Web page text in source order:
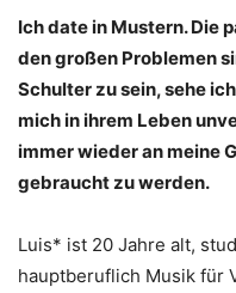
Ich date in Mustern. Die
den großen Problemen
Schulter zu sein, sehe
mich in ihrem Leben
immer wieder an meine
gebraucht zu werden.
Luis* ist 20 Jahre alt,
hauptberuflich Musik für